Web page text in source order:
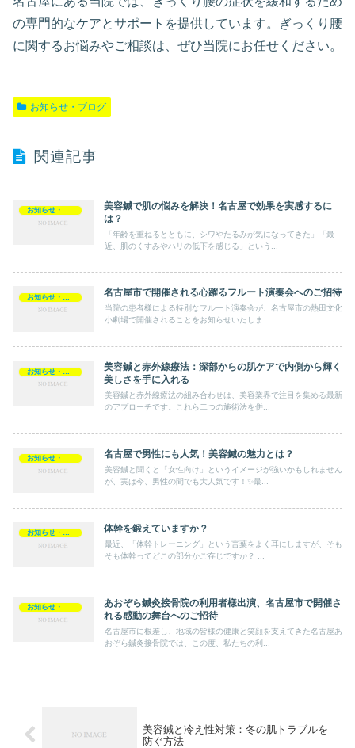
の専門的なケアとサポートを提供しています。ぎっくり腰
に関するお悩みやご相談は、ぜひ当院にお任せください。
お知らせ・ブログ
関連記事
美容鍼で肌の悩みを解決！名古屋で効果を実感するに
は？
「年齢を重ねるとともに、シワやたるみが気になってきた」「最
近、肌のくすみやハリの低下を感じる」という...
名古屋市で開催される心躍るフルート演奏会へのご招待
当院の患者様による特別なフルート演奏会が、名古屋市の熱田文化
小劇場で開催されることをお知らせいたしま...
美容鍼と赤外線療法：深部からの肌ケアで内側から輝く
美しさを手に入れる
美容鍼と赤外線療法の組み合わせは、美容業界で注目を集める最新
のアプローチです。これら二つの施術法を併...
お知らせ・ブログ 名古屋で男性にも人気！美容鍼の魅力とは？
美容鍼と聞くと「女性向け」というイメージが強いかもしれません
が、実は今、男性の間でも大人気です！✨最...
お知らせ・ブログ 体幹を鍛えていますか？
最近、「体幹トレーニング」という言葉をよく耳にしますが、そも
そも体幹ってどこの部分かご存じですか？ ...
お知らせ・ブログ
あおぞら鍼灸接骨院の利用者様出演、名古屋市で開催さ
れる感動の舞台へのご招待
名古屋市に根差し、地域の皆様の健康と笑顔を支えてきた名古屋あ
おぞら鍼灸接骨院では、この度、私たちの利...
美容鍼と冷え性対策：冬の肌トラブルを
防ぐ方法